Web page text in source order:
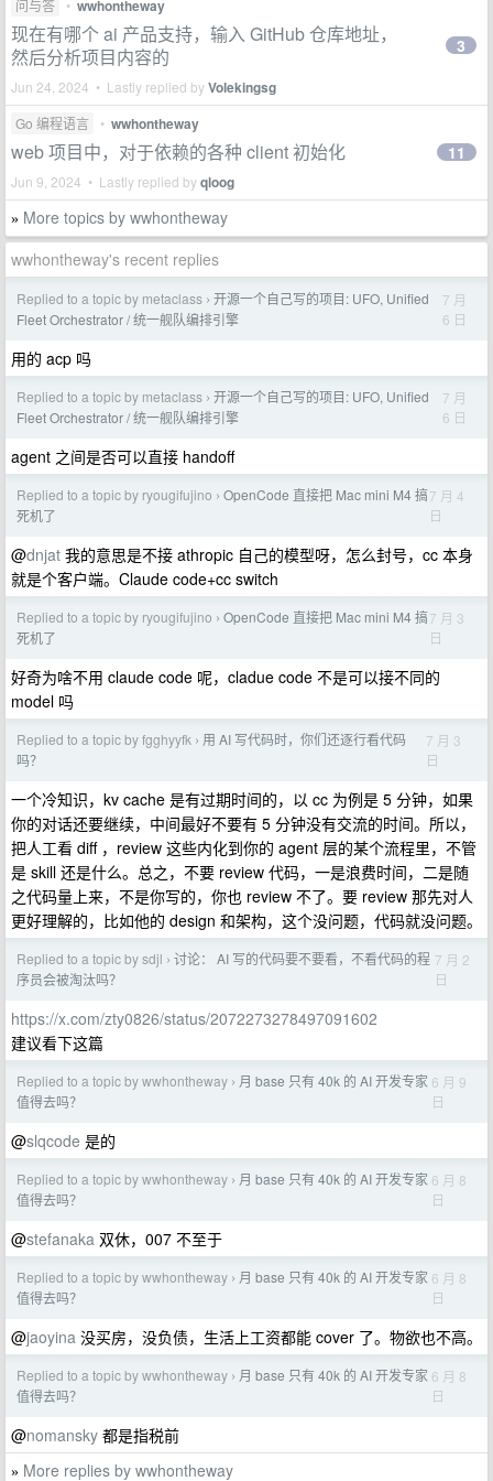
问与答 • wwhontheway
现在有哪个 ai 产品支持，输入 GitHub 仓库地址，
然后分析项目内容的
Jun 24, 2024 • Lastly replied byVolekingsg
3
Go 编程语言 • wwhontheway
web 项目中，对于依赖的各种 client 初始化
Jun 9, 2024 • Lastly replied byqloog
11
» More topics by wwhontheway
wwhontheway's recent replies
Replied to a topic by metaclass › 开源一个自己写的项目: UFO, Unified
Fleet Orchestrator / 统一舰队编排引擎
7 月
6 日
用的 acp 吗
Replied to a topic by metaclass › 开源一个自己写的项目: UFO, Unified
Fleet Orchestrator / 统一舰队编排引擎
7 月
6 日
agent 之间是否可以直接 handoff
Replied to a topic by ryougifujino › OpenCode 直接把 Mac mini M4 搞
死机了
7 月 4
日
@dnjat 我的意思是不接 athropic 自己的模型呀，怎么封号，cc 本身
就是个客户端。Claude code+cc switch
Replied to a topic by ryougifujino › OpenCode 直接把 Mac mini M4 搞
死机了
7 月 3
日
好奇为啥不用 claude code 呢，cladue code 不是可以接不同的
model 吗
Replied to a topic by fgghyyfk › 用 AI 写代码时，你们还逐行看代码
吗？
7 月 3
日
一个冷知识，kv cache 是有过期时间的，以 cc 为例是 5 分钟，如果
你的对话还要继续，中间最好不要有 5 分钟没有交流的时间。所以，
把人工看 diff ，review 这些内化到你的 agent 层的某个流程里，不管
是 skill 还是什么。总之，不要 review 代码，一是浪费时间，二是随
之代码量上来，不是你写的，你也 review 不了。要 review 那先对人
更好理解的，比如他的 design 和架构，这个没问题，代码就没问题。
Replied to a topic by sdjl › 讨论： AI 写的代码要不要看，不看代码的程
序员会被淘汰吗？
7 月 2
日
https://x.com/zty0826/status/2072273278497091602
建议看下这篇
Replied to a topic by wwhontheway › 月 base 只有 40k 的 AI 开发专家
值得去吗？
6 月 9
日
@slqcode 是的
Replied to a topic by wwhontheway › 月 base 只有 40k 的 AI 开发专家
值得去吗？
6 月 8
日
@stefanaka 双休，007 不至于
Replied to a topic by wwhontheway › 月 base 只有 40k 的 AI 开发专家
值得去吗？
6 月 8
日
@jaoyina 没买房，没负债，生活上工资都能 cover 了。物欲也不高。
Replied to a topic by wwhontheway › 月 base 只有 40k 的 AI 开发专家
值得去吗？
6 月 8
日
@nomansky 都是指税前
» More replies by wwhontheway